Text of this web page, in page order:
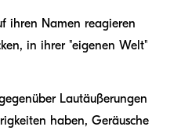
ihren Namen reagieren
in ihrer "eigenen Welt"
Lautäußerungen
haben, Geräusche